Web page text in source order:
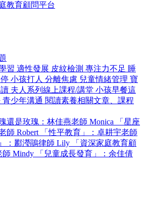
教育顧問平台
習 適性發展 皮紋檢測 專注力不足 睡
小孩打人 分離焦慮 兒童情緒管理 寶
夫人系列線上課程/講堂 小孩早餐這
青少年溝通 閱讀素養相關文章、課程
還是玫瑰：林佳燕老師 Monica
「星座
師 Robert
「性平教育」：卓耕宇老師
：酈瀅鵑律師 Lily
「資深家庭教育顧
師 Mindy
「兒童成長發育」：余佳倩